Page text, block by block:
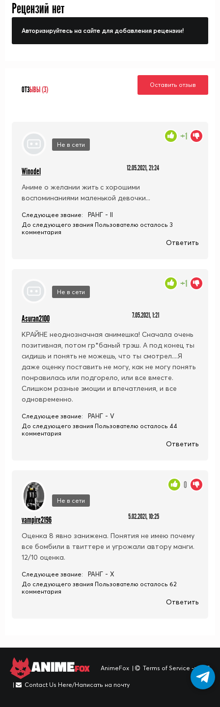
Рецензий нет
Авторизируйтесь на сайте для добавления рецензии!
ОТЗЫВЫ (3)
Оставить отзыв
Не в сети
Winodel 12.05.2021, 21:24
Аниме о желании жить с хорошими
воспоминаниями маленькой девочки...
+1
Следующее звание: РАНГ - II
До следующего звания Пользователю осталось 3
комментария
Ответить
Не в сети
Asuran2100 7.05.2021, 1:21
КРАЙНЕ неоднозначная анимешка! Сначала очень
позитивная, потом гр*баный трэш. А под конец ты
сидишь и понять не можешь, что ты смотрел....Я
даже оценку поставить не могу, как не могу понять
понравилась или подгорело, или все вместе.
Слишком разные эмоции и впечатления, и все
одновременно.
+1
Следующее звание: РАНГ - V
До следующего звания Пользователю осталось 44
комментария
Ответить
Не в сети
vampire2196 5.02.2021, 10:25
Оценка 8 явно занижена. Понятия не имею почему
все бомбили в твиттере и угрожали автору манги.
12/10 оценка.
0
Следующее звание: РАНГ - X
До следующего звания Пользователю осталось 62
комментария
Ответить
ANIMEFOX AnimeFox | Terms of Service -> TOS
| Contact Us Here/Написать на почту